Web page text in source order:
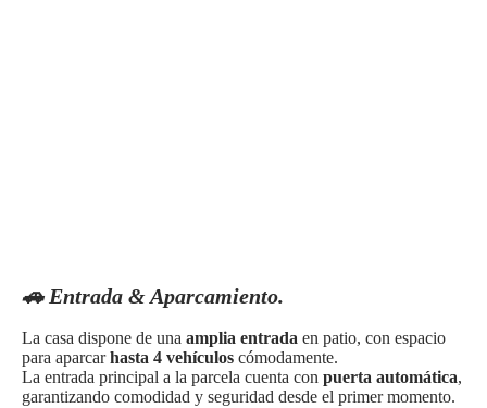
🚗 Entrada & Aparcamiento.
La casa dispone de una amplia entrada en patio, con espacio
para aparcarhasta 4 vehículos cómodamente.
La entrada principal a la parcela cuenta con puerta automática,
garantizando comodidad y seguridad desde el primer momento.